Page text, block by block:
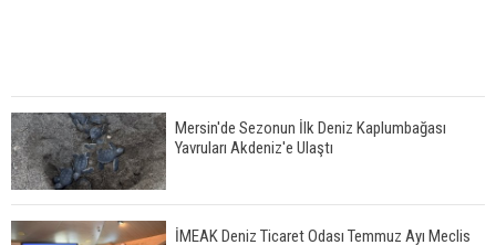
Mersin'de Sezonun İlk Deniz Kaplumbağası
Yavruları Akdeniz'e Ulaştı
İMEAK Deniz Ticaret Odası Temmuz Ayı Meclis